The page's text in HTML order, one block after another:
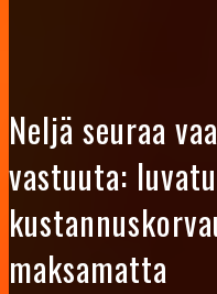
Neljä seuraa
vastuuta:
maksamatta